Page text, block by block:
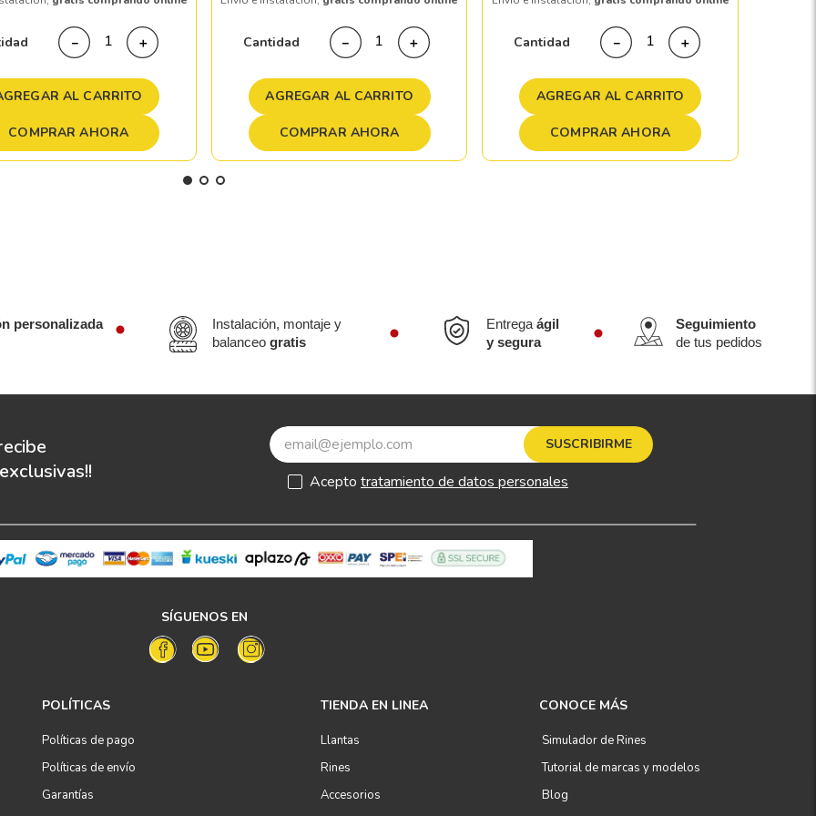
＋
－
AL CARRITO
COMPRAR AHORA
Cantidad ＋
－
AGREGAR AL CARRITO
COMPRAR AHORA
Cantidad ＋
－
AGREGAR AL CARRITO
COMPRAR AHORA
personalizada
Instalación, montaje y
balanceogratis
Entregaágil
y segura
Seguimiento
de tus pedidos
SUSCRIBIRME
Acepto tratamiento de datos personales
SÍGUENOS EN
POLÍTICAS
Políticas de pago
Políticas de envío
Garantías
TIENDA EN LINEA
Llantas
Rines
Accesorios
CONOCE MÁS
Simulador de Rines
Tutorial de marcas y modelos
Blog